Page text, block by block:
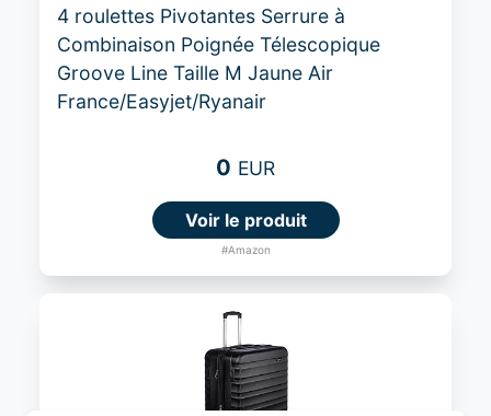
4 roulettes Pivotantes Serrure à
Combinaison Poignée Télescopique
Groove Line Taille M Jaune Air
France/Easyjet/Ryanair
0 EUR
Voir le produit
#Amazon